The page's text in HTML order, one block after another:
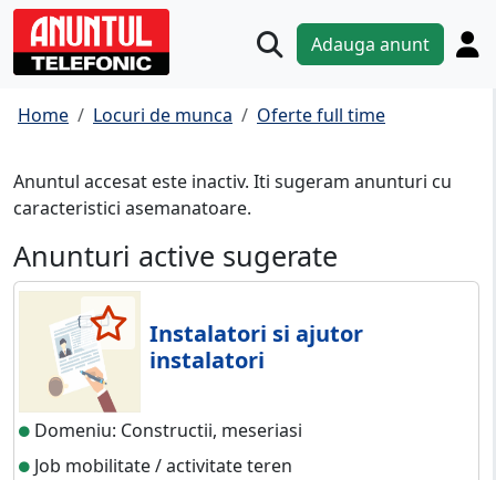
Adauga anunt
Home Locuri de munca Oferte full time
Anuntul accesat este inactiv. Iti sugeram anunturi cu
caracteristici asemanatoare.
Anunturi active sugerate
Instalatori si ajutor
instalatori
Domeniu: Constructii, meseriasi
Job mobilitate / activitate teren